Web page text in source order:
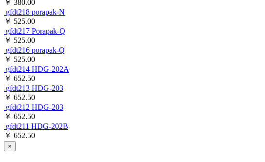
gfdt2407
￥ 380.00
gfdt218
￥ 525.00
gfdt217
￥ 525.00
gfdt216porapak-Q
￥ 525.00
gfdt214HDG-202A
￥ 652.50
gfdt213HDG-203
￥ 652.50
gfdt212HDG-203
￥ 652.50
gfdt211